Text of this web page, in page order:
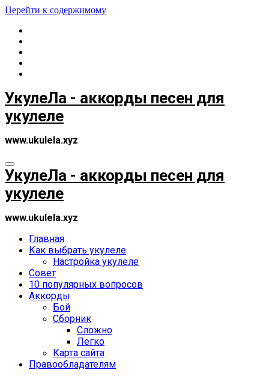
Перейти к содержимому
УкулеЛа - аккорды песен для
укулеле
www.ukulela.xyz
УкулеЛа - аккорды песен для
укулеле
www.ukulela.xyz
Главная
Как выбрать укулеле
Настройка укулеле
Совет
10 популярных вопросов
Аккорды
Бой
Сборник
Сложно
Легко
Карта сайта
Правообладателям